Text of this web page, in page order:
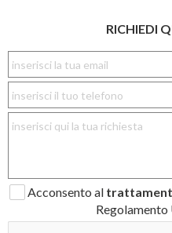
RICHIEDI
Acconsento al